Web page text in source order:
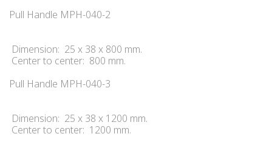
Pull Handle MPH-040-2
Dimension: 25 x 38 x 800 mm.
Center to center: 800 mm.
Pull Handle MPH-040-3
Dimension: 25 x 38 x 1200 mm.
Center to center: 1200 mm.